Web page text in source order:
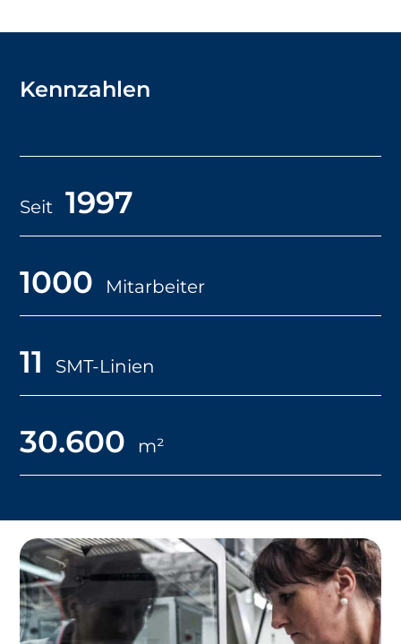
Kennzahlen
Seit 1997
1000 Mitarbeiter
11 SMT-Linien
30.600 m²